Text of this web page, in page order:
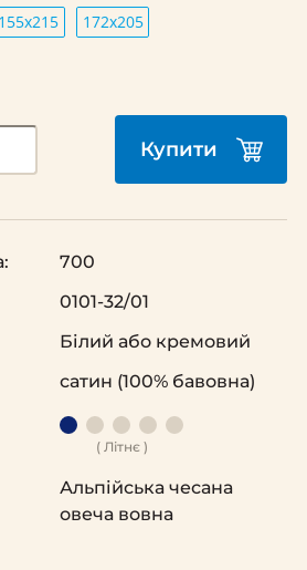
155х215
172х205
Купити
700
0101-32/01
Білий або кремовий
сатин (100% бавовна)
( Літнє )
Альпійська чесана
овеча вовна